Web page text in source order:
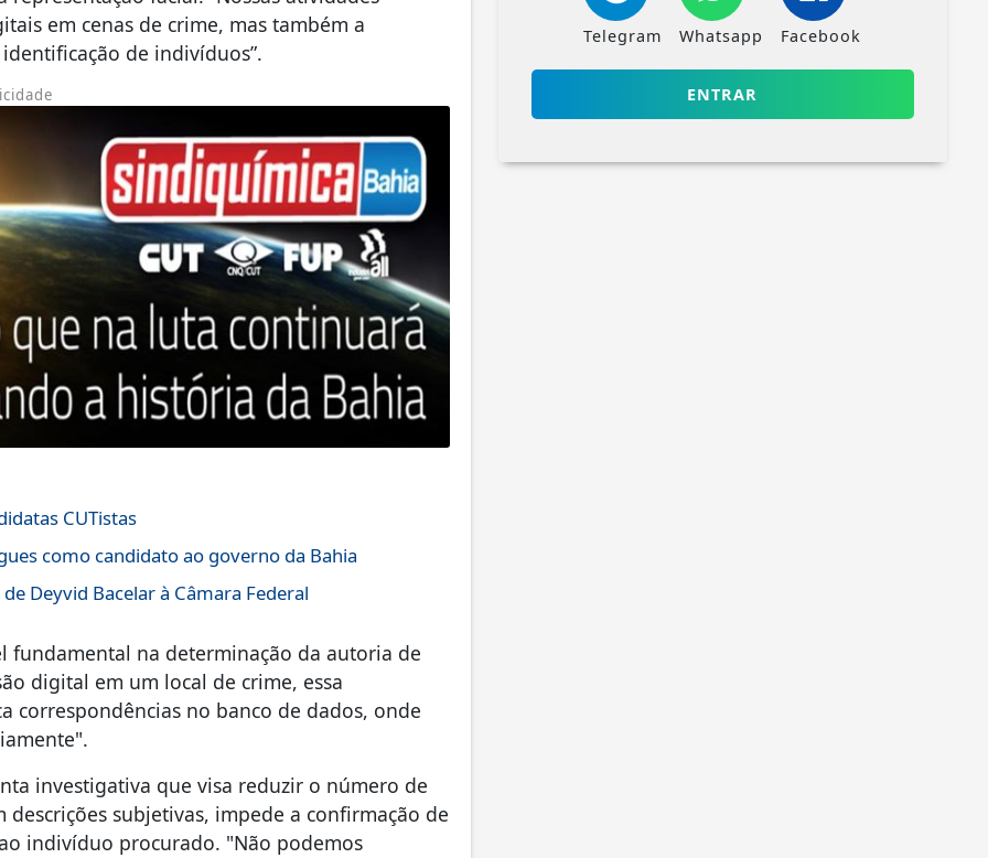
em cenas de crime, mas também a
de indivíduos”.
CUTistas
como candidato ao governo da Bahia
Deyvid Bacelar à Câmara Federal
na determinação da autoria de
digital em um local de crime, essa
correspondências no banco de dados, onde
investigativa que visa reduzir o número de
subjetivas, impede a confirmação de
indivíduo procurado. "Não podemos
Telegram Whatsapp Facebook
ENTRAR